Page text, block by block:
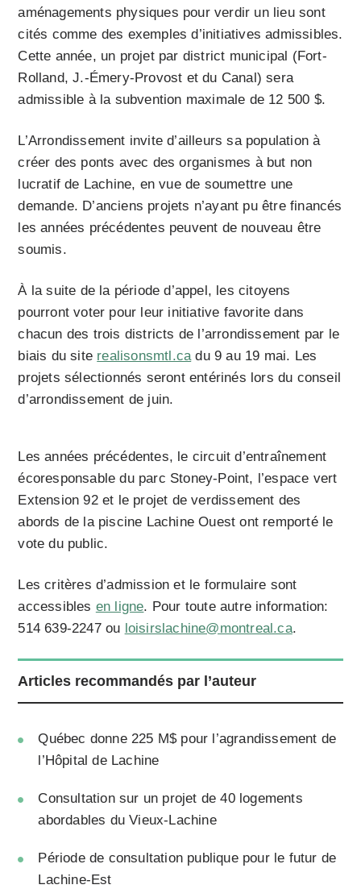
aménagements physiques pour verdir un lieu sont
cités comme des exemples d’initiatives admissibles.
Cette année, un projet par district municipal (Fort-
Rolland, J.-Émery-Provost et du Canal) sera
admissible à la subvention maximale de 12 500 $.
L’Arrondissement invite d’ailleurs sa population à
créer des ponts avec des organismes à but non
lucratif de Lachine, en vue de soumettre une
demande. D’anciens projets n’ayant pu être financés
les années précédentes peuvent de nouveau être
soumis.
À la suite de la période d’appel, les citoyens
pourront voter pour leur initiative favorite dans
chacun des trois districts de l’arrondissement par le
biais du site realisonsmtl.cadu 9 au 19 mai. Les
projets sélectionnés seront entérinés lors du conseil
d’arrondissement de juin.
Les années précédentes, le circuit d’entraînement
écoresponsable du parc Stoney-Point, l’espace vert
Extension 92 et le projet de verdissement des
abords de la piscine Lachine Ouest ont remporté le
vote du public.
Les critères d’admission et le formulaire sont
accessibles en ligne. Pour toute autre information:
514 639-2247 ou loisirslachine@montreal.ca.
Articles recommandés par l’auteur
Québec donne 225 M$ pour l’agrandissement de
l’Hôpital de Lachine
Consultation sur un projet de 40 logements
abordables du Vieux-Lachine
Période de consultation publique pour le futur de
Lachine-Est